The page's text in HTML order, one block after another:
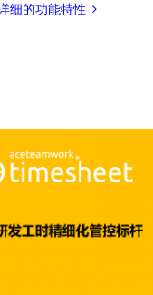
细的功能特性